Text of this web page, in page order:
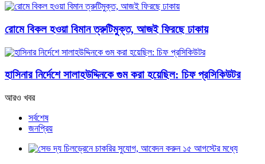
রোমে বিকল হওয়া বিমান ত্রুটিমুক্ত, আজই ফিরছে ঢাকায়
হাসিনার নির্দেশে সালাহউদ্দিনকে গুম করা হয়েছিল: চিফ প্রসিকিউটর
আরও খবর
সর্বশেষ
জনপ্রিয়